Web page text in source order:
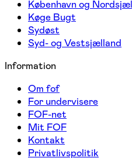
København og
Køge Bugt
Sydøst
Syd- og Vestsjælland
Information
Om fof
For undervisere
FOF-net
Mit FOF
Kontakt
Privatlivspolitik